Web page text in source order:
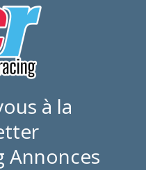
à la
Annonces